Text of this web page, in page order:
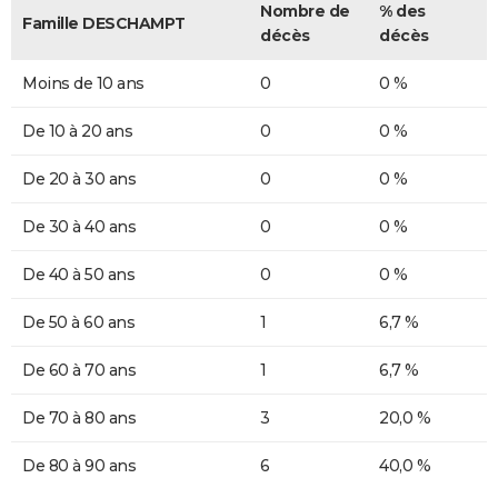
Famille DESCHAMPT
Nombre de
décès
% des
décès
Moins de 10 ans 0 0 %
De 10 à 20 ans 0 0 %
De 20 à 30 ans 0 0 %
De 30 à 40 ans 0 0 %
De 40 à 50 ans 0 0 %
De 50 à 60 ans 1 6,7 %
De 60 à 70 ans 1 6,7 %
De 70 à 80 ans 3 20,0 %
De 80 à 90 ans 6 40,0 %